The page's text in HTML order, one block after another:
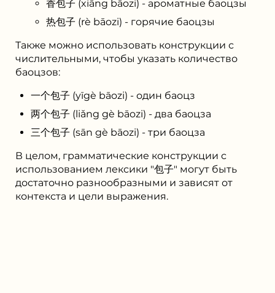
香包子 (xiāng bāozi) - ароматные баоцзы
热包子 (rè bāozi) - горячие баоцзы
Также можно использовать конструкции с
числительными, чтобы указать количество
баоцзов:
一个包子 (yīgè bāozi) - один баоцз
两个包子 (liǎng gè bāozi) - два баоцза
三个包子 (sān gè bāozi) - три баоцза
В целом, грамматические конструкции с
использованием лексики "包子" могут быть
достаточно разнообразными и зависят от
контекста и цели выражения.